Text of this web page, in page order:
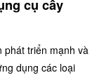
cụ cấy
phát triển mạnh và
dụng các loại